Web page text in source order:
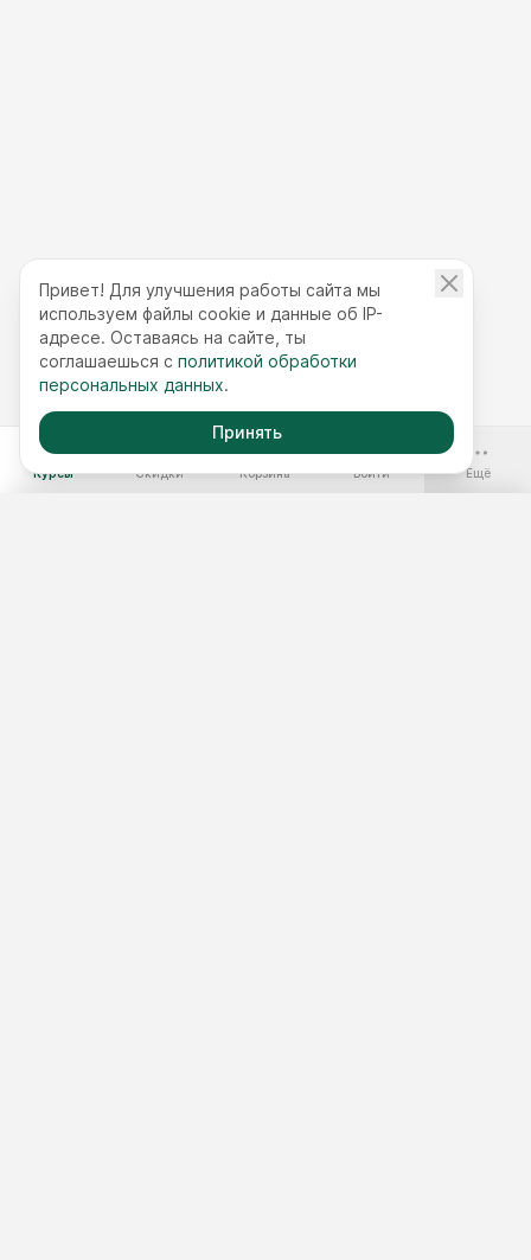
Курсы Скидки Корзина Войти Ещё
Привет! Для улучшения работы сайта мы
используем файлы cookie и данные об IP-
адресе. Оставаясь на сайте, ты
соглашаешься с политикой обработки
персональных данных.
Принять